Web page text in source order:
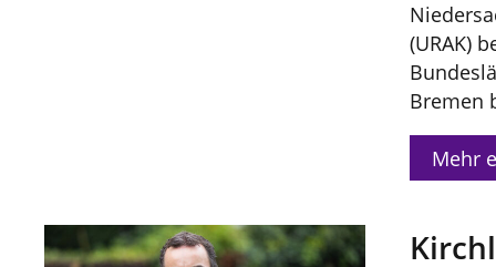
(URAK)
Bremen
Mehr